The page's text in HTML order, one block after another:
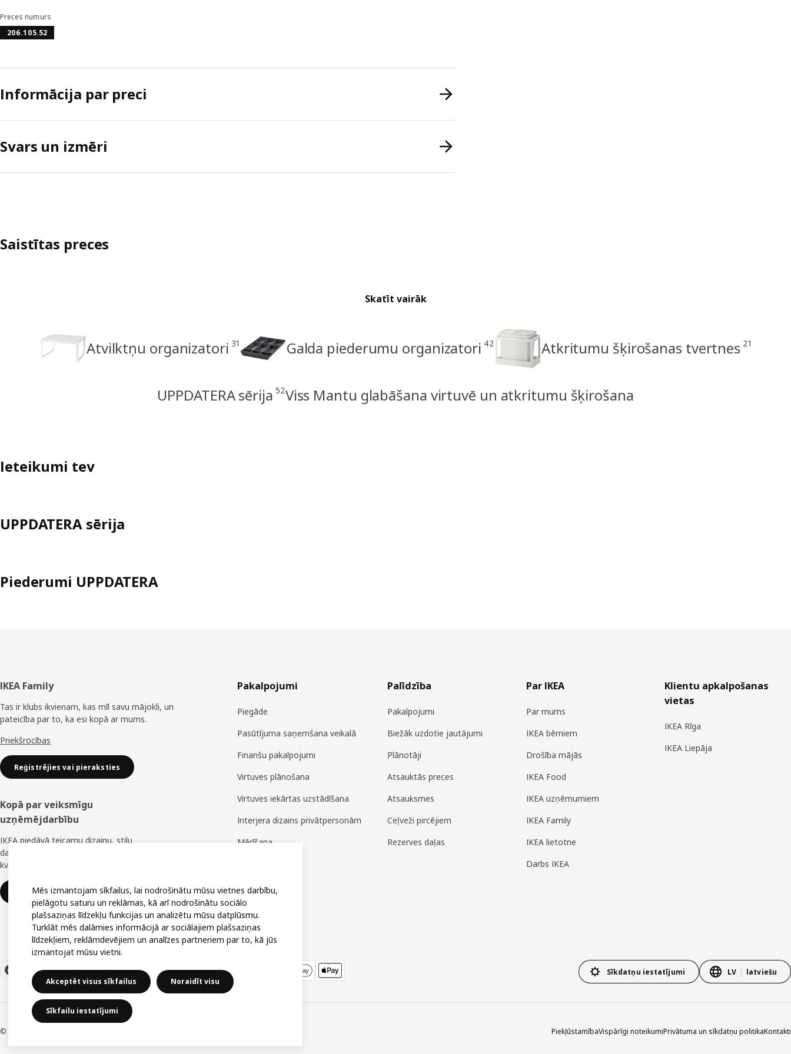
Preces numurs
206.105.52
Informācija par preci
Svars un izmēri
Saistītas preces
Skatīt vairāk
Atvilktņu organizatori 31 Galda piederumu organizatori 42 Atkritumu šķirošanas tvertnes 21
UPPDATERA sērija 52Viss Mantu glabāšana virtuvē un atkritumu šķirošana
Ieteikumi tev
UPPDATERA sērija
Piederumi UPPDATERA
Kājene
IKEA Family
Tas ir klubs ikvienam, kas mīl savu mājokli, un
pateicība par to, ka esi kopā ar mums.
Priekšrocības
Reģistrējies vai pieraksties
Kopā par veiksmīgu
uzņēmējdarbību
IKEA piedāvā teicamu dizainu, stilu
daudzveidību, lielisku cenu un uzticamu
kvalitāti.
IKEA uzņēmumiem
Pakalpojumi
Piegāde
Pasūtījuma saņemšana veikalā
Finanšu pakalpojumi
Virtuves plānošana
Virtuves iekārtas uzstādīšana
Interjera dizains privātpersonām
Mērīšana
Palīdzība
Pakalpojumi
Biežāk uzdotie jautājumi
Plānotāji
Atsauktās preces
Atsauksmes
Ceļveži pircējiem
Rezerves daļas
Par IKEA
Par mums
IKEA bērniem
Drošība mājās
IKEA Food
IKEA uzņēmumiem
IKEA Family
IKEA lietotne
Darbs IKEA
Klientu apkalpošanas
vietas
IKEA Rīga
IKEA Liepāja
Sīkdatņu iestatījumi LV latviešu
© Inter IKEA Systems B.V. 1999-2026 PiekļūstamībaVispārīgi noteikumiPrivātuma un sīkdatņu politikaKontakti
Mēs izmantojam sīkfailus, lai nodrošinātu mūsu vietnes darbību,
pielāgotu saturu un reklāmas, kā arī nodrošinātu sociālo
plašsaziņas līdzekļu funkcijas un analizētu mūsu datplūsmu.
Turklāt mēs dalāmies informācijā ar sociālajiem plašsaziņas
līdzekļiem, reklāmdevējiem un analīzes partneriem par to, kā jūs
izmantojat mūsu vietni.
Akceptēt visus sīkfailus Noraidīt visu
Sīkfailu iestatījumi